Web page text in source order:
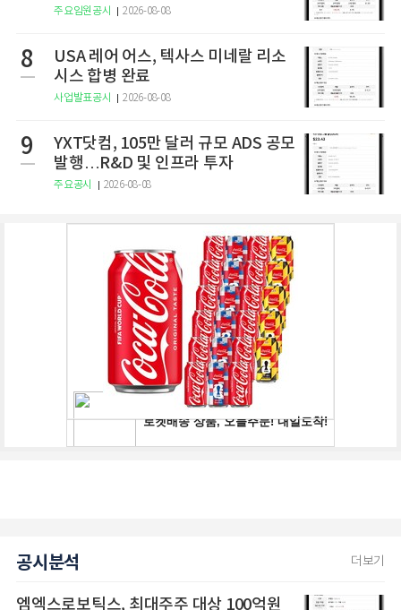
주요임원공시 2026-08-08
8
USA 레어 어스, 텍사스 미네랄 리소
시스 합병 완료
사업발표공시 2026-08-08
9
YXT닷컴, 105만 달러 규모 ADS 공모
발행…R&D 및 인프라 투자
주요공시 2026-08-08
공시분석 더보기
엠엑스로보틱스, 최대주주 대상 100억원